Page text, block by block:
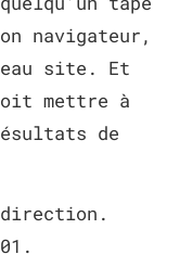
navigateur,
site. Et
mettre à
de